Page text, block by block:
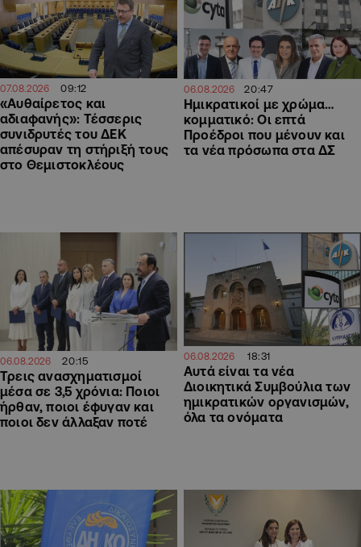
07.08.2026 09:12
«Αυθαίρετος και
αδιαφανής»: Τέσσερις
συνιδρυτές του ΔΕΚ
απέσυραν τη στήριξή τους
στο Θεμιστοκλέους
06.08.2026 20:47
Ημικρατικοί με χρώμα…
κομματικό: Οι επτά
Προέδροι που μένουν και
τα νέα πρόσωπα στα ΔΣ
06.08.2026 20:15
Τρεις ανασχηματισμοί
μέσα σε 3,5 χρόνια: Ποιοι
ήρθαν, ποιοι έφυγαν και
ποιοι δεν άλλαξαν ποτέ
06.08.2026 18:31
Αυτά είναι τα νέα
Διοικητικά Συμβούλια των
ημικρατικών οργανισμών,
όλα τα ονόματα